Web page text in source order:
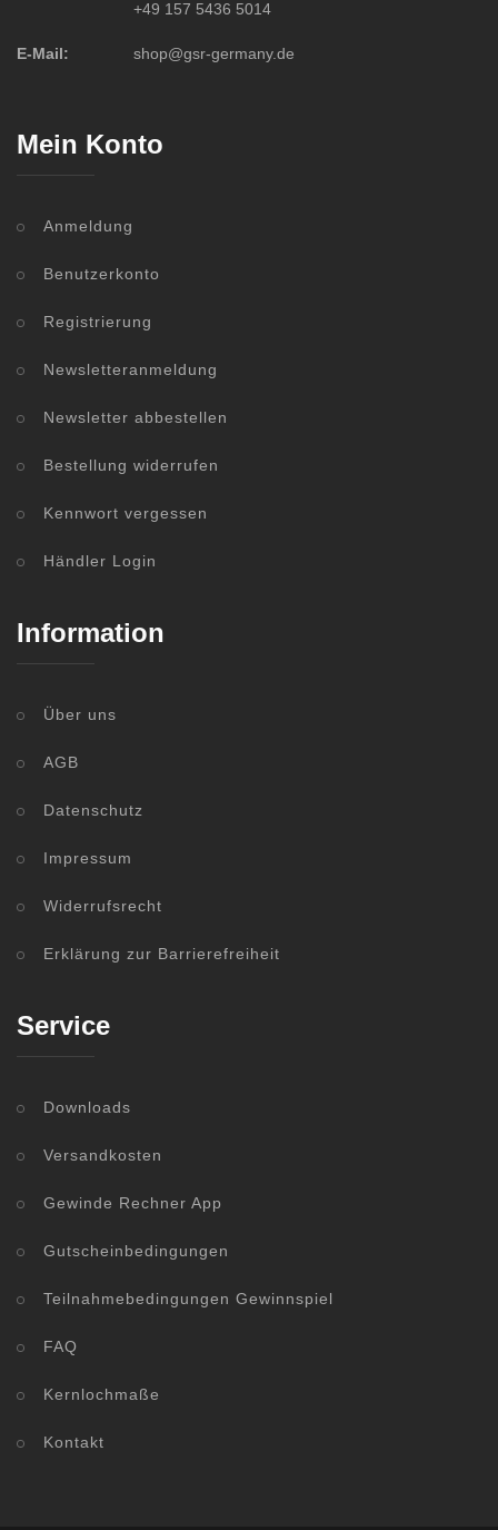
+49 157 5436 5014
E-Mail: shop@gsr-germany.de
Mein Konto
Anmeldung
Benutzerkonto
Registrierung
Newsletteranmeldung
Newsletter abbestellen
Bestellung widerrufen
Kennwort vergessen
Händler Login
Information
Über uns
AGB
Datenschutz
Impressum
Widerrufsrecht
Erklärung zur Barrierefreiheit
Service
Downloads
Versandkosten
Gewinde Rechner App
Gutscheinbedingungen
Teilnahmebedingungen Gewinnspiel
FAQ
Kernlochmaße
Kontakt